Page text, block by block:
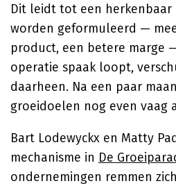
Dit leidt tot een herkenbaar
worden geformuleerd —
product, een betere marge
operatie spaak loopt,
daarheen. Na een paar
groeidoelen nog even vaag
Bart Lodewyckx en Matty
mechanisme in De
ondernemingen remmen